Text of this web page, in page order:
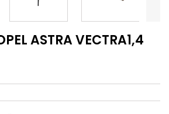
ASTRA VECTRA1,4